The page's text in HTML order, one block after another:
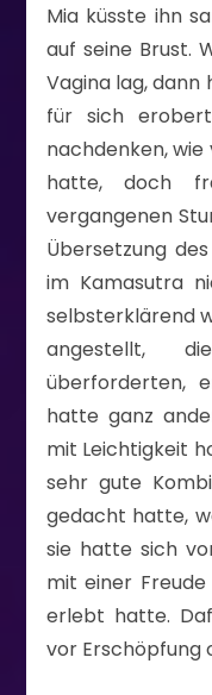
Mia küsste ihn
auf seine Brust.
Vagina lag, dann
für sich
nachdenken,
hatte, doch
vergangenen
Übersetzung
im Kamasutra
selbsterklärend
angestellt,
überforderten,
hatte ganz
mit Leichtigkeit
sehr gute
gedacht hatte,
sie hatte sich
mit einer
erlebt hatte.
vor Erschöpfung